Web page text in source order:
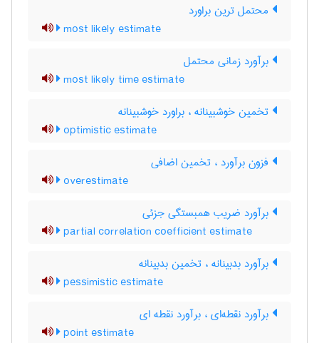
محتمل ترین براورد
most likely estimate
برآورد زمانی محتمل
most likely time estimate
تخمین خوشبینانه ، براورد خوشبینانه
optimistic estimate
فزون برآورد ، تخمین اضافی
overestimate
برآورد ضریب همبستگی جزئی
partial correlation coefficient estimate
برآورد بدبینانه ، تخمین بدبینانه
pessimistic estimate
برآورد نقطه‌ای ، برآورد نقطه ای
point estimate